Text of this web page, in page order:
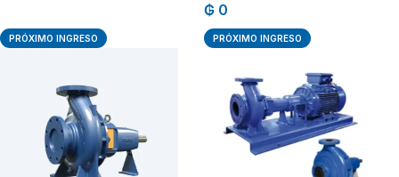
₲ 0
PRÓXIMO INGRESO PRÓXIMO INGRESO